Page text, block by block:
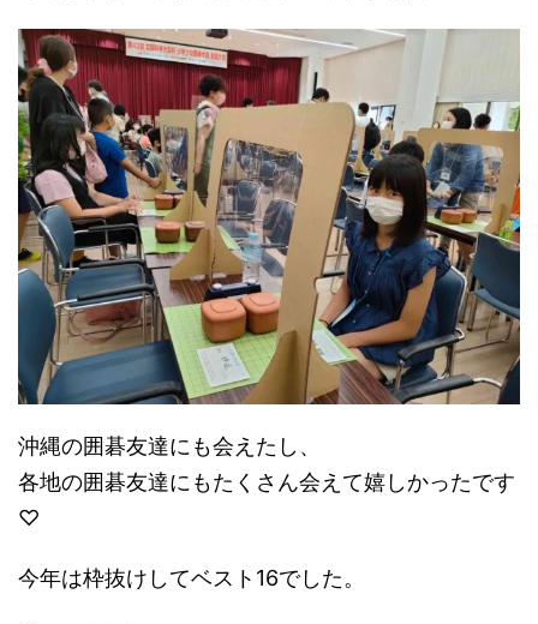
沖縄の囲碁友達にも会えたし、
各地の囲碁友達にもたくさん会えて嬉しかったです
♡
今年は枠抜けしてベスト16でした。